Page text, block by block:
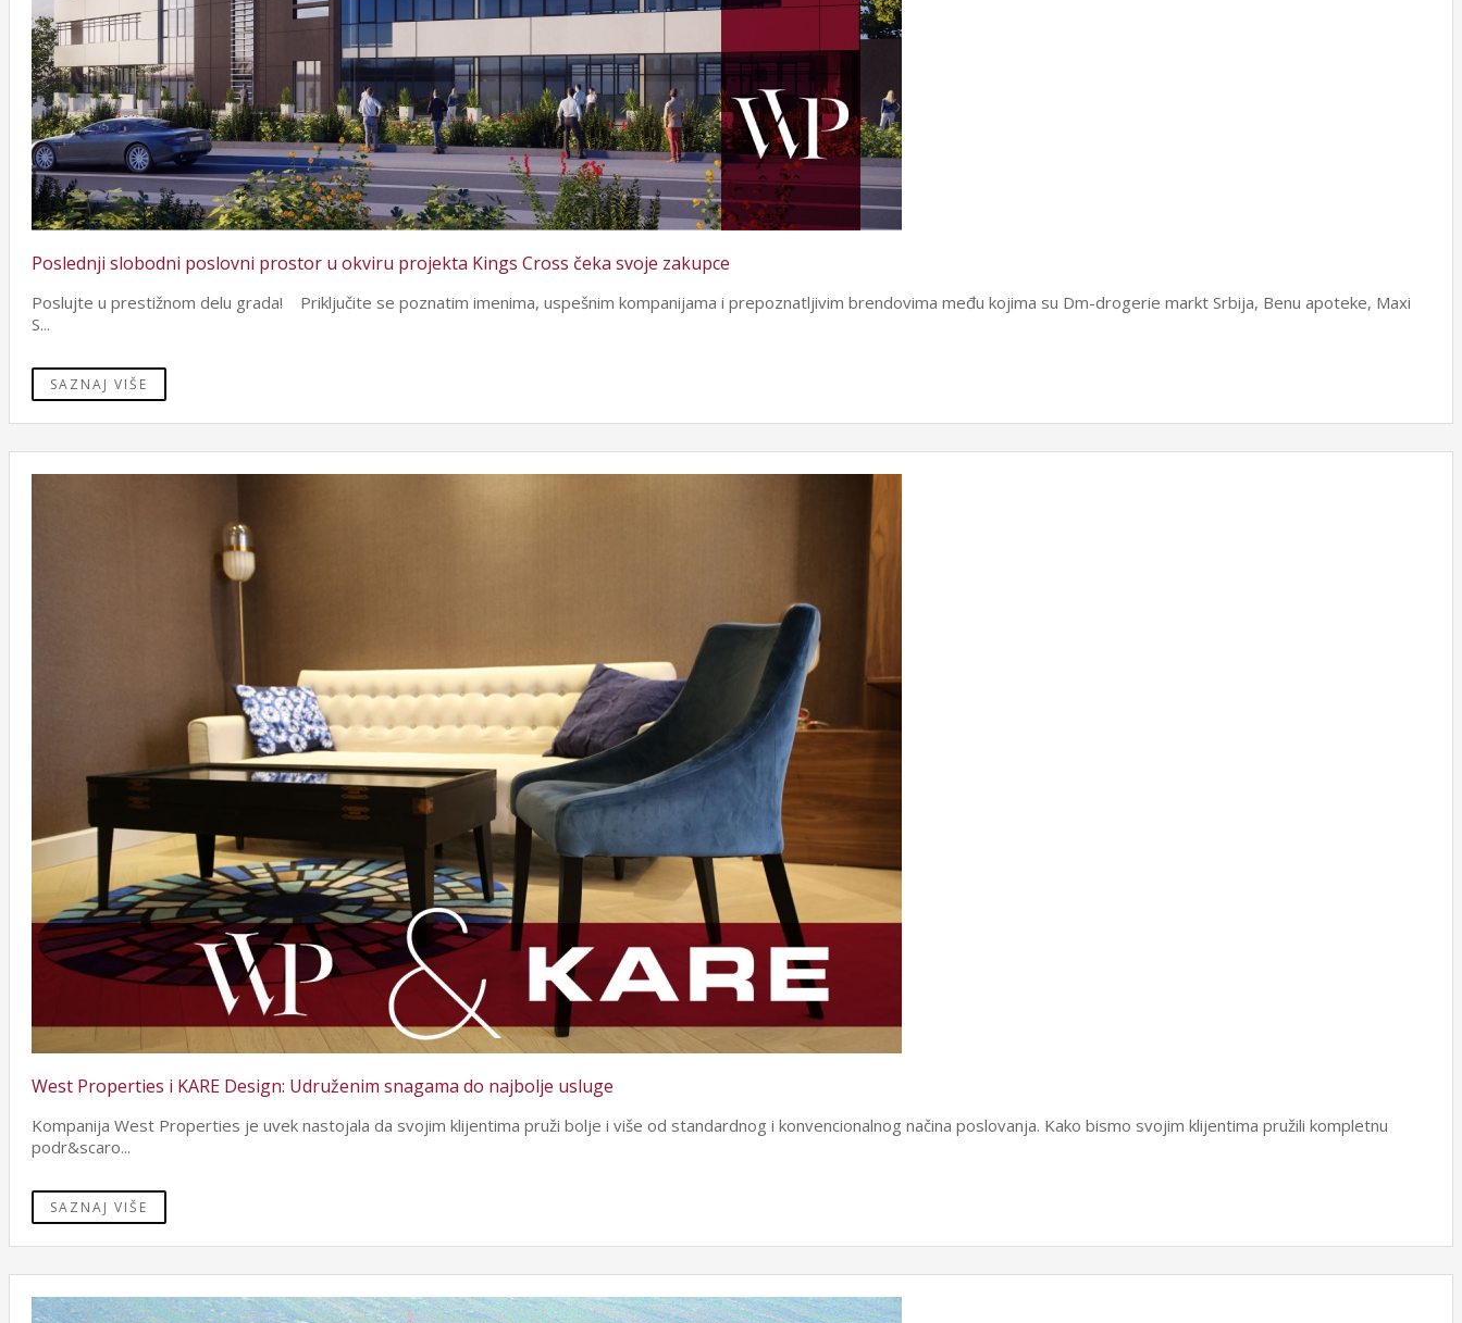
Poslednji slobodni poslovni prostor u okviru projekta Kings Cross čeka svoje zakupce
Poslujte u prestižnom delu grada! Priključite se poznatim imenima, uspešnim kompanijama i prepoznatljivim brendovima među kojima su Dm-drogerie markt Srbija, Benu apoteke, Maxi
S...
SAZNAJ VIŠE
West Properties i KARE Design: Udruženim snagama do najbolje usluge
Kompanija West Properties je uvek nastojala da svojim klijentima pruži bolje i više od standardnog i konvencionalnog načina poslovanja. Kako bismo svojim klijentima pružili kompletnu
podr&scaro...
SAZNAJ VIŠE